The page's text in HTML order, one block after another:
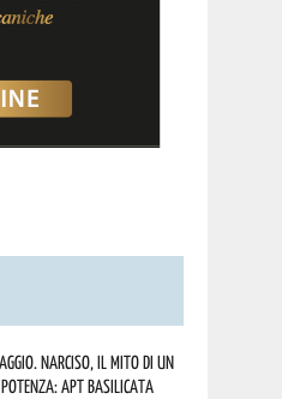
Narciso, il mito di un
APT Basilicata